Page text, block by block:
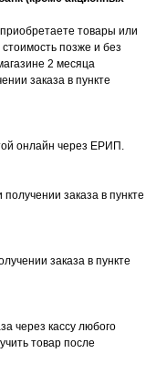
товары или
позже и без
2 месяца
заказа в пункте
онлайн через ЕРИП.
заказа в пункте
заказа в пункте
через кассу любого
товар после